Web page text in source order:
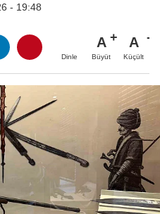
- 19:48
Dinle
A
Büyüt
A
Küçült